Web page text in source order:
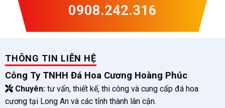
0908.242.316
THÔNG TIN LIÊN HỆ
Công Ty TNHH Đá Hoa Cương Hoàng Phúc
Chuyên:tư vấn, thiết kế, thi công và cung cấp đá hoa
cương tại Long An và các tỉnh thành lân cận.